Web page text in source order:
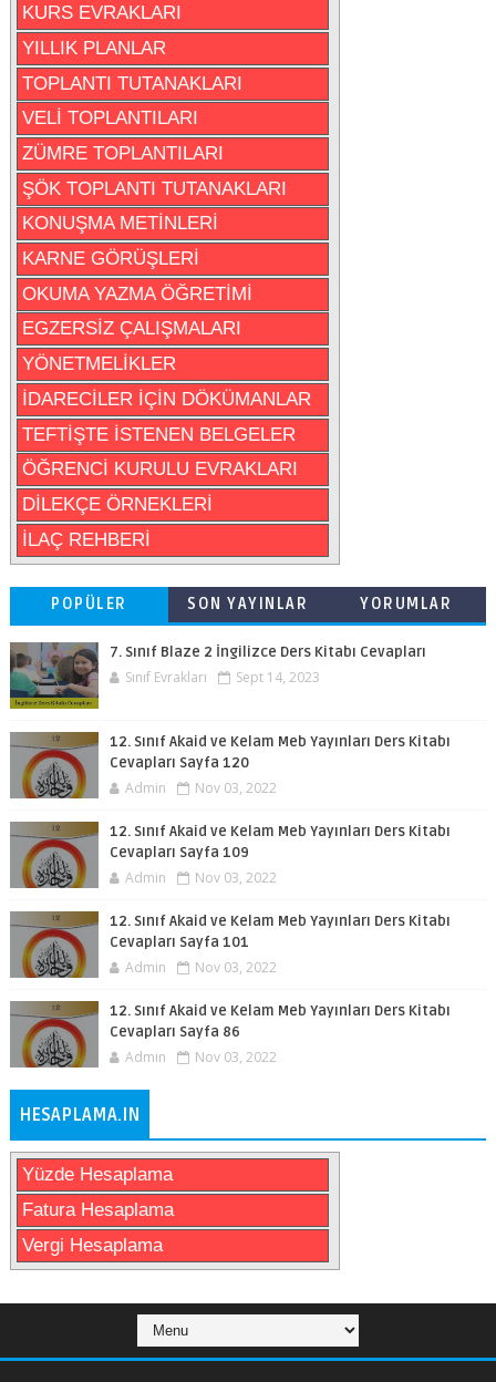
KURS EVRAKLARI
YILLIK PLANLAR
TOPLANTI TUTANAKLARI
VELİ TOPLANTILARI
ZÜMRE TOPLANTILARI
ŞÖK TOPLANTI TUTANAKLARI
KONUŞMA METİNLERİ
KARNE GÖRÜŞLERİ
OKUMA YAZMA ÖĞRETİMİ
EGZERSİZ ÇALIŞMALARI
YÖNETMELİKLER
İDARECİLER İÇİN DÖKÜMANLAR
TEFTİŞTE İSTENEN BELGELER
ÖĞRENCİ KURULU EVRAKLARI
DİLEKÇE ÖRNEKLERİ
İLAÇ REHBERİ
POPÜLER SON YAYINLAR YORUMLAR
7. Sınıf Blaze 2 İngilizce Ders Kitabı Cevapları
Sınıf Evrakları Sept 14, 2023
12. Sınıf Akaid ve Kelam Meb Yayınları Ders Kitabı
Cevapları Sayfa 120
Admin Nov 03, 2022
12. Sınıf Akaid ve Kelam Meb Yayınları Ders Kitabı
Cevapları Sayfa 109
Admin Nov 03, 2022
12. Sınıf Akaid ve Kelam Meb Yayınları Ders Kitabı
Cevapları Sayfa 101
Admin Nov 03, 2022
12. Sınıf Akaid ve Kelam Meb Yayınları Ders Kitabı
Cevapları Sayfa 86
Admin Nov 03, 2022
HESAPLAMA.IN
Yüzde Hesaplama
Fatura Hesaplama
Vergi Hesaplama